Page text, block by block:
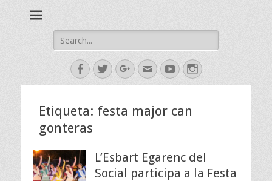
Search
for:
Facebook
TwitterGoogleplus
EmailYouTubeInstagram
Etiqueta: festa major can
gonteras
L’Esbart Egarenc del
Social participa a la Festa